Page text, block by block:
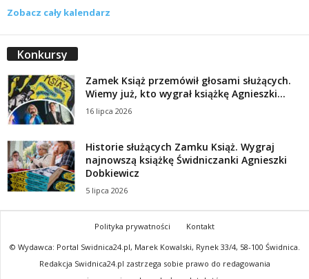
Zobacz cały kalendarz
Konkursy
Zamek Książ przemówił głosami służących.
Wiemy już, kto wygrał książkę Agnieszki...
16 lipca 2026
Historie służących Zamku Książ. Wygraj
najnowszą książkę Świdniczanki Agnieszki
Dobkiewicz
5 lipca 2026
Polityka prywatności
Kontakt
© Wydawca: Portal Swidnica24.pl, Marek Kowalski, Rynek 33/4, 58-100 Świdnica.
Redakcja Swidnica24.pl zastrzega sobie prawo do redagowania